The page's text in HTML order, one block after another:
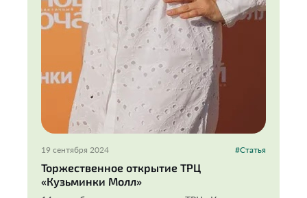
19 сентября 2024 #Статья
Торжественное открытие ТРЦ
«Кузьминки Молл»